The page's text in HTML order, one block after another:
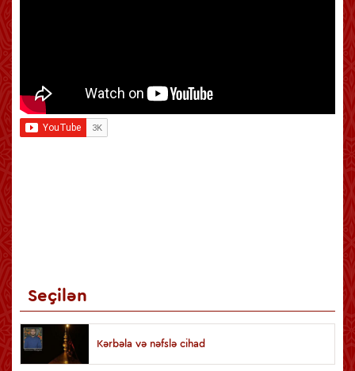
Seçilən
Kərbəla və nəfslə cihad